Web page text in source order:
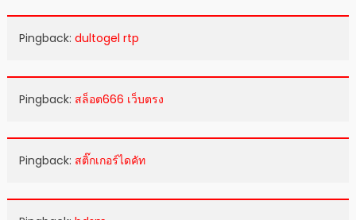
Pingback: dultogel rtp
Pingback: สล็อต666 เว็บตรง
Pingback: สติ๊กเกอร์ไดคัท